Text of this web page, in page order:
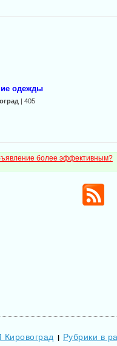
одежды
| 405
более эффективным?
Кировоград | Рубрики в